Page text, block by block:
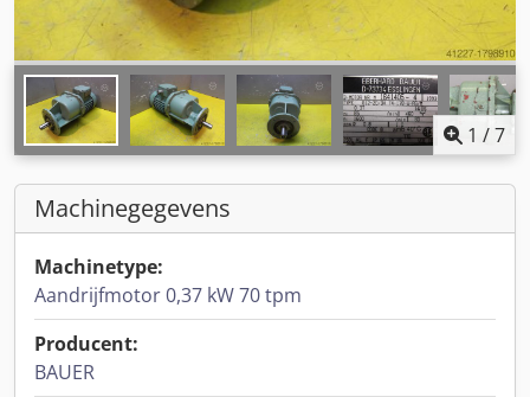
1 /7
Machinegegevens
Machinetype:
Aandrijfmotor 0,37 kW 70 tpm
Producent:
BAUER